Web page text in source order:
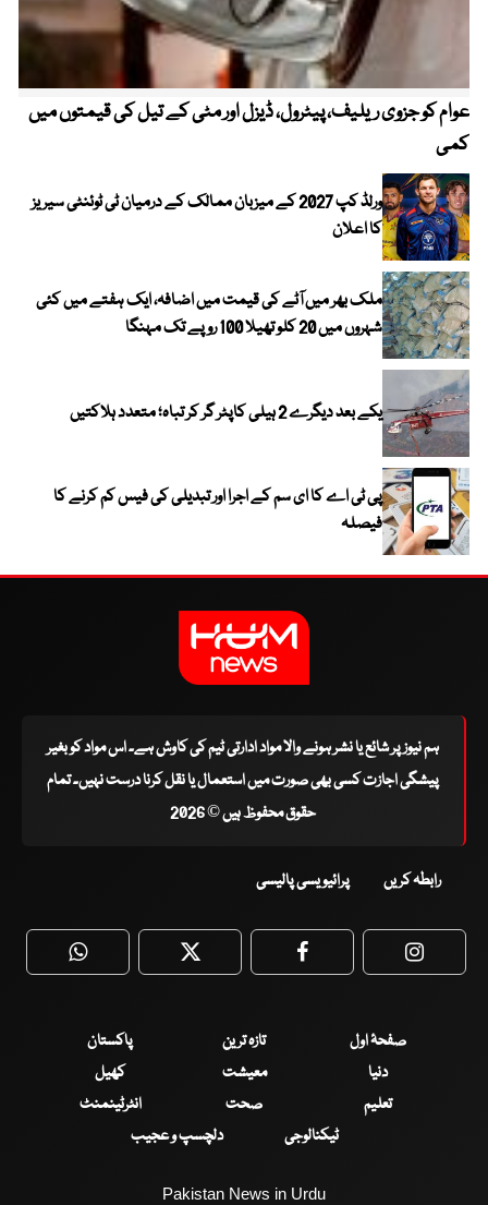
عوام کو جزوی ریلیف، پیٹرول، ڈیزل اور مٹی کے تیل کی قیمتوں میں
کمی
ورلڈ کپ 2027 کے میزبان ممالک کے درمیان ٹی ٹوئنٹی سیریز
کا اعلان
ملک بھر میں آٹے کی قیمت میں اضافہ، ایک ہفتے میں کئی
شہروں میں 20 کلو تھیلا 100 روپے تک مہنگا
یکے بعد دیگرے 2 ہیلی کاپٹر گر کر تباہ؛ متعدد ہلاکتیں
پی ٹی اے کا ای سم کے اجرا اور تبدیلی کی فیس کم کرنے کا
فیصلہ
ہم نیوز پر شائع یا نشر ہونے والا مواد ادارتی ٹیم کی کاوش ہے۔ اس مواد کو بغیر
پیشگی اجازت کسی بھی صورت میں استعمال یا نقل کرنا درست نہیں۔ تمام
حقوق محفوظ ہیں © 2026
رابطہ کریں پرائیویسی پالیسی
WhatsApp Twitter Facebook
صفحۂ اول تازہ ترین
پاکستان
دنیا
معیشت
کھیل
تعلیم
صحت
انٹرٹینمنٹ
ٹیکنالوجی
دلچسپ و عجیب
Pakistan News in Urdu